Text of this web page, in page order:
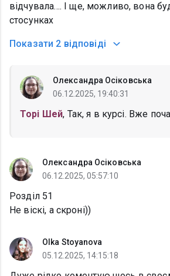
відчувала.... І ще, можливо, вона
стосунках
Показати 2 відповіді
Олександра Осіковська
06.12.2025, 19:40:31
Торі Шей, Так, я в курсі. Вже
Олександра Осіковська
06.12.2025, 05:57:10
Розділ 51
Не віскі, а скроні))
Olka Stoyanova
05.12.2025, 14:15:18